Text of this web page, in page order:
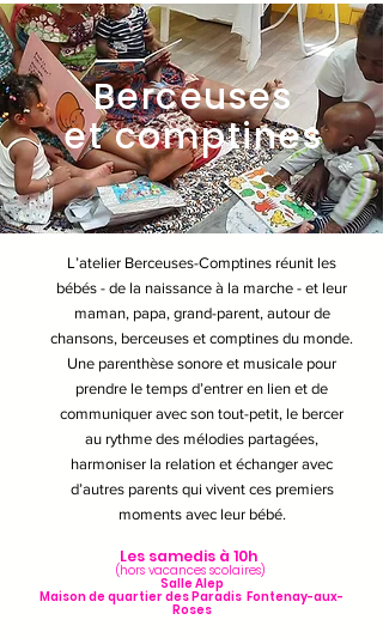
Berceuses
et comptines
L’atelier Berceuses-Comptines réunit les
bébés - de la naissance à la marche - et leur
maman, papa, grand-parent, autour de
chansons, berceuses et comptines du monde.
Une parenthèse sonore et musicale pour
prendre le temps d’entrer en lien et de
communiquer avec son tout-petit, le bercer
au rythme des mélodies partagées,
harmoniser la relation et échanger avec
d’autres parents qui vivent ces premiers
moments avec leur bébé.
Les samedis à 10h
(hors vacances scolaires) ​
Salle Alep
Maison de quartierdes Paradis Fontenay-aux-
Roses